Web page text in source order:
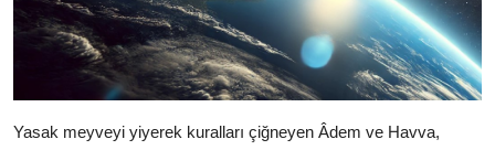
Yasak meyveyi yiyerek kuralları çiğneyen Âdem ve Havva,